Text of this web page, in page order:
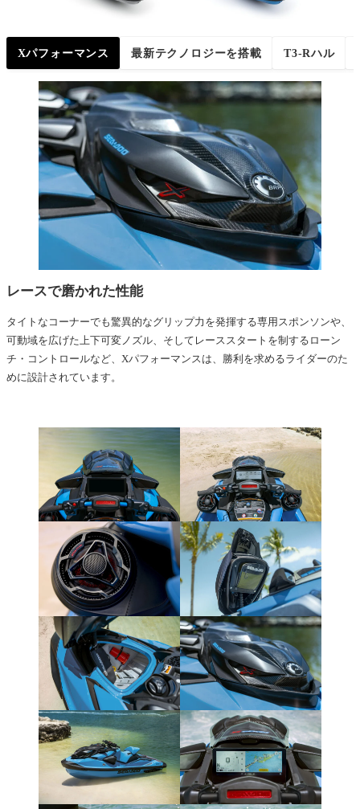
Xパフォーマンス 最新テクノロジーを搭載 T3-Rハル
レースで磨かれた性能
タイトなコーナーでも驚異的なグリップ力を発揮する専用スポンソンや、
可動域を広げた上下可変ノズル、そしてレーススタートを制するローン
チ・コントロールなど、Xパフォーマンスは、勝利を求めるライダーのた
めに設計されています。